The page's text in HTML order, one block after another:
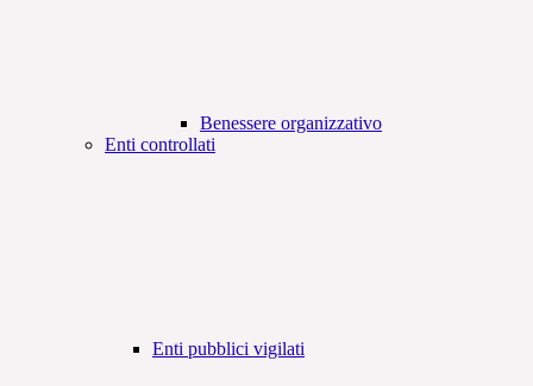
Benessere organizzativo
Enti controllati
Enti pubblici vigilati